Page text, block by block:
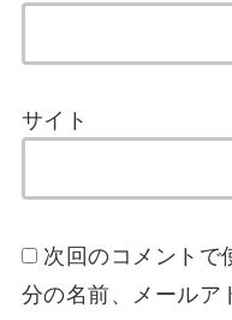
サイト
次回のコメントで
分の名前、メールア